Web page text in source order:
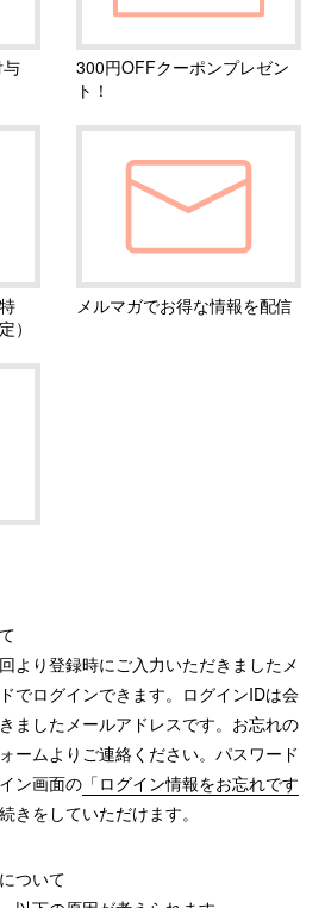
300円OFFクーポンプレゼン
ト！
）
メルマガでお得な情報を配信
より登録時にご入力いただきましたメ
でログインできます。ログインIDは会
ましたメールアドレスです。お忘れの
ームよりご連絡ください。パスワード
ン画面の 「ログイン情報をお忘れです
きをしていただけます。
ついて